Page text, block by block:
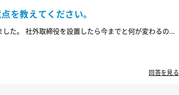
を教えてください。
た。 社外取締役を設置したら今までと何が変わるので
回答を見る